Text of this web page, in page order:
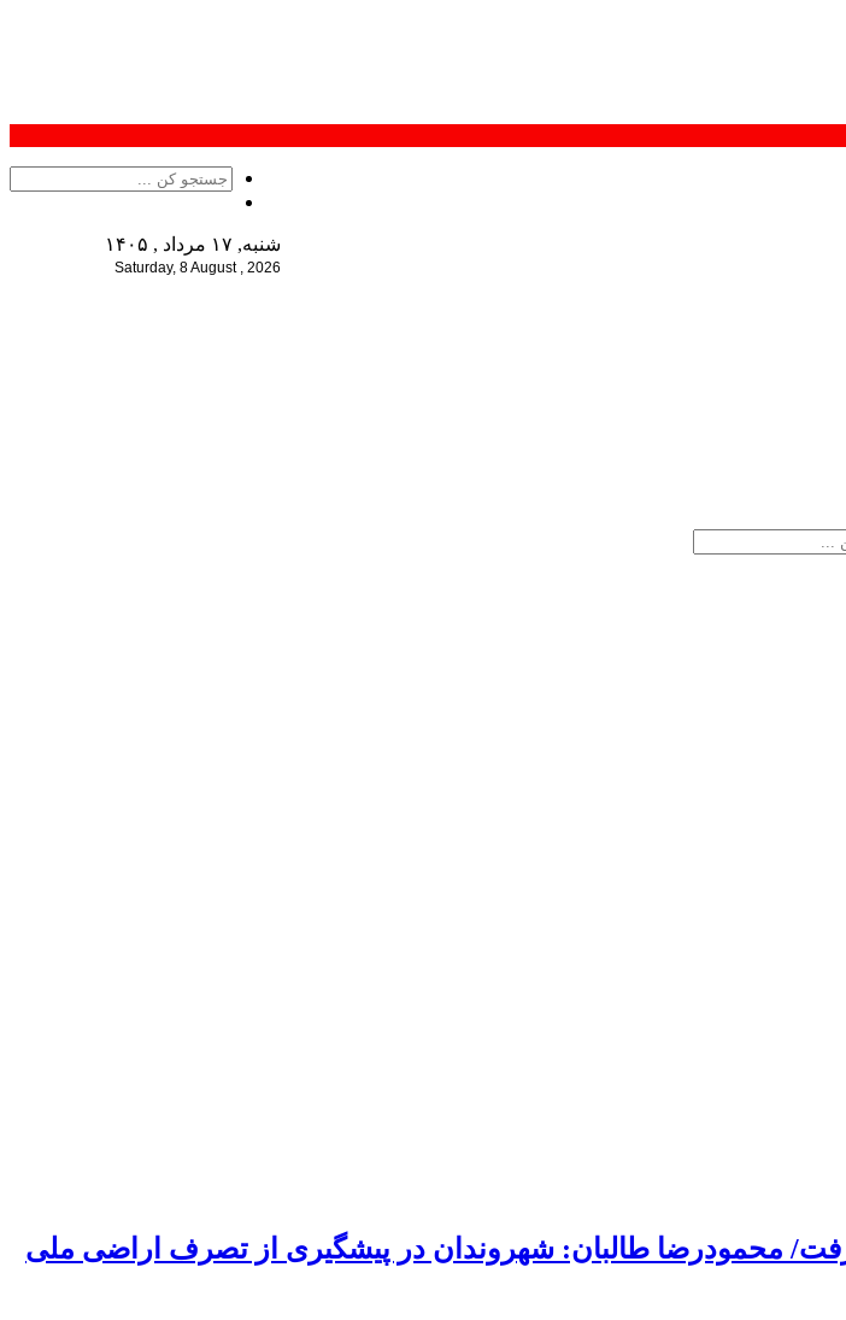
شنبه, ۱۷ مرداد , ۱۴۰۵
Saturday, 8 August , 2026
انجام گرفت/ محمودرضا طالبان: شهروندان در پیشگیری از تصرف اراضی ملی